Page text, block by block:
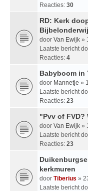
Reacties: 30
RD: Kerk
door Van Ewijk »
Laatste bericht
Reacties: 4
Babyboom in
door Mannetje »
Laatste bericht
Reacties: 23
"Pvv of
door Van Ewijk »
Laatste bericht
Reacties: 23
kerkmuren
door Tiberius »
Laatste bericht